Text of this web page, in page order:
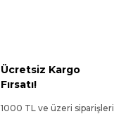
Ücretsiz Kargo
Fırsatı!
1000 TL ve üzeri